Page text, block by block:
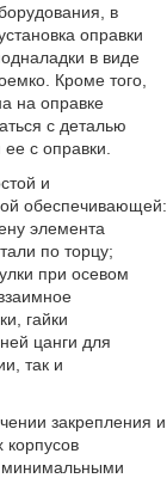
в
оправки
в виде
Кроме того,
на оправке
с деталью
с оправки.
и
обеспечивающей:
элемента
по торцу;
при осевом
гайки
цанги для
так и
закрепления и
корпусов
минимальными